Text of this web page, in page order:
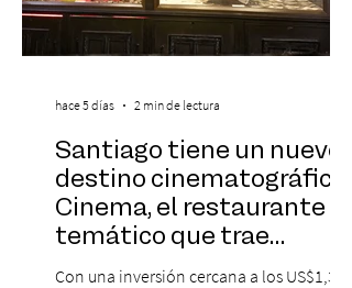
Santiago tiene un nuevo
destino cinematográfico:
Cinema, el restaurante
temático que trae
Hollywood a Chile
Con una inversión cercana a los US$1,3
hace 5 días 2 min de lectura